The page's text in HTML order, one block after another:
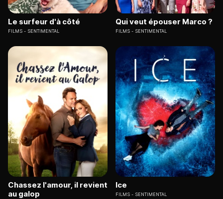
Le surfeur d'à côté
FILMS SENTIMENTAL
Qui veut épouser Marco ?
FILMS SENTIMENTAL
Chassez l'amour, il revient
au galop
Ice
FILMS SENTIMENTAL